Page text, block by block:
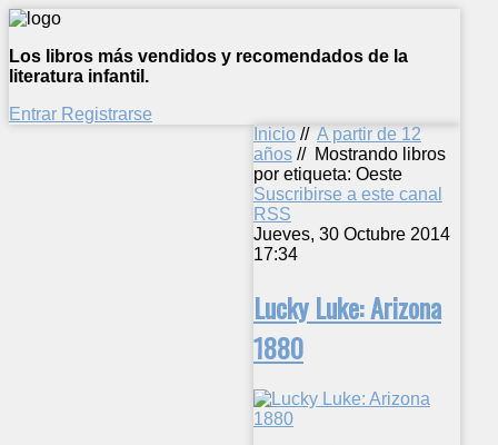
Los libros más vendidos y recomendados de la
literatura infantil.
Entrar Registrarse
Inicio // A partir de 12
años // Mostrando libros
por etiqueta: Oeste
Suscribirse a este canal
RSS
Jueves, 30 Octubre 2014
17:34
Lucky Luke: Arizona
1880